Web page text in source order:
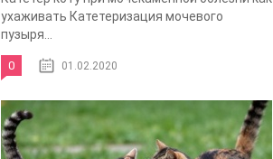
ухаживать Катетеризация мочевого
пузыря...
0 01.02.2020